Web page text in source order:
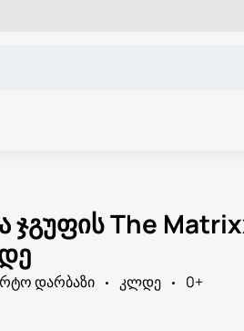
The
დარბაზი კლდე
0+